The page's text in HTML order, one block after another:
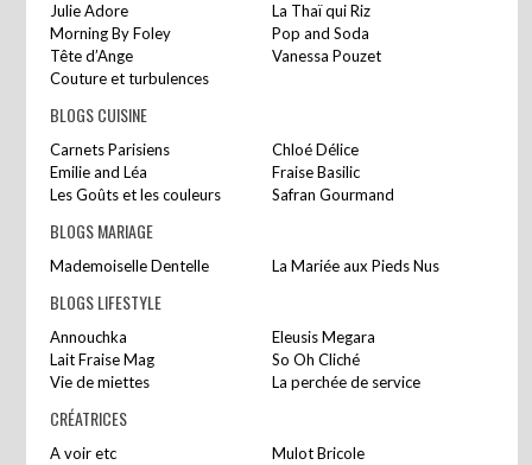
Julie Adore
La Thaï qui Riz
Morning By Foley
Pop and Soda
Tête d’Ange
Vanessa Pouzet
Couture et turbulences
BLOGS CUISINE
Carnets Parisiens
Chloé Délice
Emilie and Léa
Fraise Basilic
Les Goûts et les couleurs
Safran Gourmand
BLOGS MARIAGE
Mademoiselle Dentelle La Mariée aux Pieds Nus
BLOGS LIFESTYLE
Annouchka
Eleusis Megara
Lait Fraise Mag
So Oh Cliché
Vie de miettes
La perchée de service
CRÉATRICES
A voir etc
Mulot Bricole